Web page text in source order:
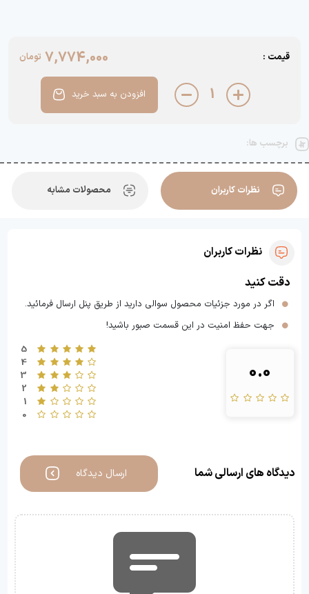
قیمت : 7,774,000 تومان
1 افزودن به سبد خرید
برچسب ها:
نظرات کاربران محصولات مشابه
نظرات کاربران
دقت کنید
اگر در مورد جزئیات محصول سوالی دارید از طریق پنل ارسال فرمائید.
جهت حفظ امنیت در این قسمت صبور باشید!
0.0
5
4
3
2
1
0
دیدگاه های ارسالی شما ارسال دیدگاه